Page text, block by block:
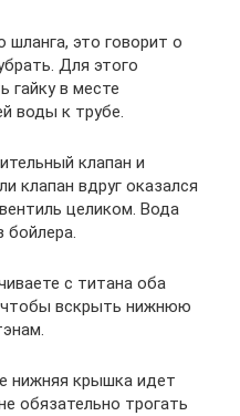
шланга, это говорит о
Для этого
гайку в месте
воды к трубе.
клапан и
клапан вдруг оказался
целиком. Вода
с титана оба
чтобы вскрыть нижнюю
нижняя крышка идет
обязательно трогать